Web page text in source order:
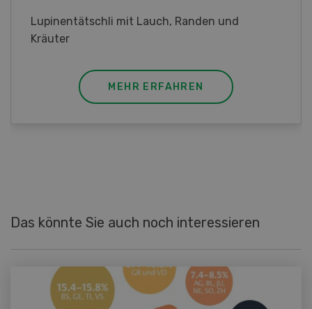
Frühlingsrollen mit Poulet
MEHR ERFAHREN
Das könnte Sie auch noch interessieren